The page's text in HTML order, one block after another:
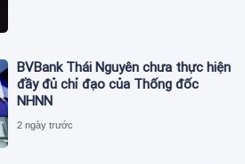
BVBank Thái Nguyên chưa thực hiện
đầy đủ chỉ đạo của Thống đốc
NHNN
2 ngày trước